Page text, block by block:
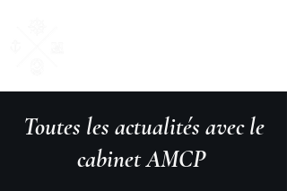
Toutes les actualités avec le
cabinet AMCP